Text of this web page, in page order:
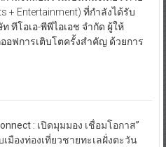
+ Entertainment) ที่กำลังได้รับ
ทีโอเอ-พีพีไอเอช จำกัด ผู้ให้
อฟการเติบโตครั้งสำคัญ ด้วยการ
: เปิดมุมมอง เชื่อมโอกาส”
เมืองท่องเที่ยวชายทะเลฝั่งตะวัน